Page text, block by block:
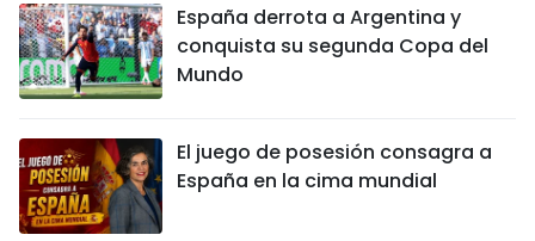
España derrota a Argentina y
conquista su segunda Copa del
Mundo
El juego de posesión consagra a
España en la cima mundial